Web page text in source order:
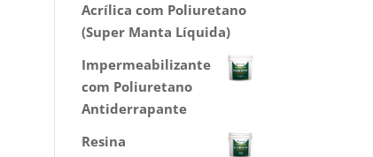
Acrílica com Poliuretano
(Super Manta Líquida)
Impermeabilizante
com Poliuretano
Antiderrapante
Resina